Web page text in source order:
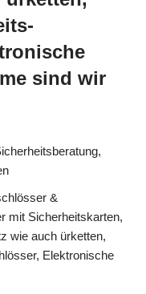
sind wir
&
mit Sicherheitskarten,
wie auch ürketten,
Elektronische